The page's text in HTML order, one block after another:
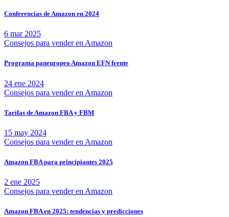
Conferencias de Amazon en 2024
6 mar 2025
Consejos para vender en Amazon
Programa paneuropeo Amazon EFN frente
24 ene 2024
Consejos para vender en Amazon
Tarifas de Amazon FBA y FBM
15 may 2024
Consejos para vender en Amazon
Amazon FBA para principiantes 2025
2 ene 2025
Consejos para vender en Amazon
Amazon FBA en 2025: tendencias y predicciones